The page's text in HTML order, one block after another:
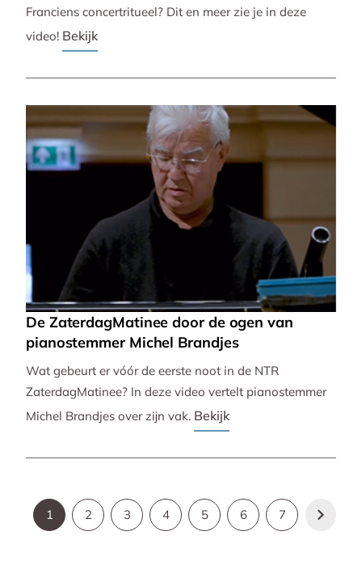
Franciens concertritueel? Dit en meer zie je in deze
video! Bekijk
De ZaterdagMatinee door de ogen van
pianostemmer Michel Brandjes
Wat gebeurt er vóór de eerste noot in de NTR
ZaterdagMatinee? In deze video vertelt pianostemmer
Michel Brandjes over zijn vak. Bekijk
1 2 3 4 5 6 7